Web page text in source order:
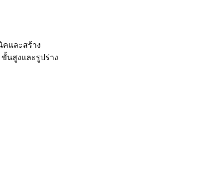
คและสร้าง
ขั้นสูงและรูปร่าง